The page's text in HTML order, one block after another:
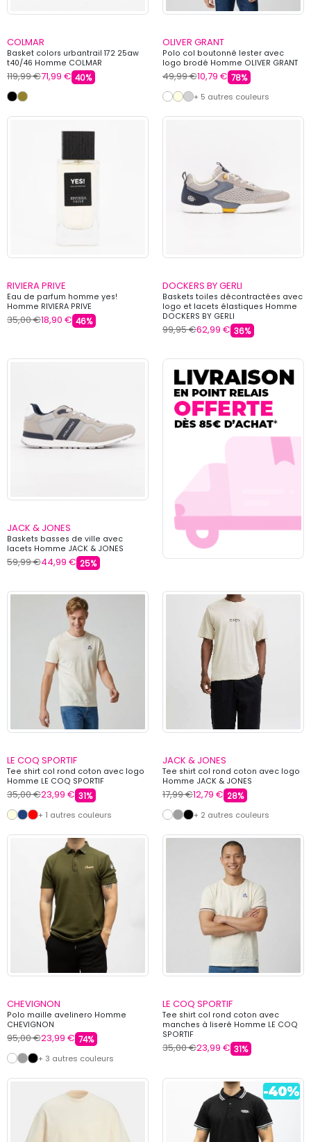
COLMAR
Basket colors urbantrail 172 25aw
t40/46 Homme COLMAR
119,99 €71,99 € 40%
OLIVER GRANT
Polo col boutonné lester avec
logo brodé Homme OLIVER GRANT
49,99 €10,79 € 78%
+ 5 autres couleurs
RIVIERA PRIVE
Eau de parfum homme yes!
Homme RIVIERA PRIVE
35,00 €18,90 € 46%
DOCKERS BY GERLI
Baskets toiles décontractées avec
logo et lacets élastiques Homme
DOCKERS BY GERLI
99,95 €62,99 € 36%
JACK & JONES
Baskets basses de ville avec
lacets Homme JACK & JONES
59,99 €44,99 € 25%
LE COQ SPORTIF
Tee shirt col rond coton avec logo
Homme LE COQ SPORTIF
35,00 €23,99 € 31%
+ 1 autres couleurs
JACK & JONES
Tee shirt col rond coton avec logo
Homme JACK & JONES
17,99 €12,79 € 28%
+ 2 autres couleurs
CHEVIGNON
Polo maille avelinero Homme
CHEVIGNON
95,00 €23,99 € 74%
+ 3 autres couleurs
LE COQ SPORTIF
Tee shirt col rond coton avec
manches à liseré Homme LE COQ
SPORTIF
35,00 €23,99 € 31%